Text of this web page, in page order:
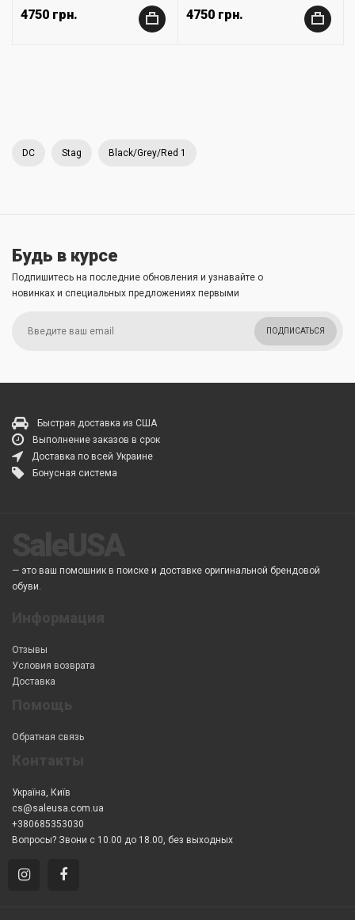
4750 грн. + 4750 грн. +
DC Stag Black/Grey/Red 1
Будь в курсе
Подпишитесь на последние обновления и узнавайте о
новинках и специальных предложениях первыми
ПОДПИСАТЬСЯ
Быстрая доставка из США
Выполнение заказов в срок
Доставка по всей Украине
Бонусная система
— это ваш помошник в поиске и доставке оригинальной брендовой
обуви.
Отзывы
Условия возврата
Доставка
Обратная связь
Україна, Київ
cs@saleusa.com.ua
+380685353030
Вопросы? Звони с 10.00 до 18.00, без выходных